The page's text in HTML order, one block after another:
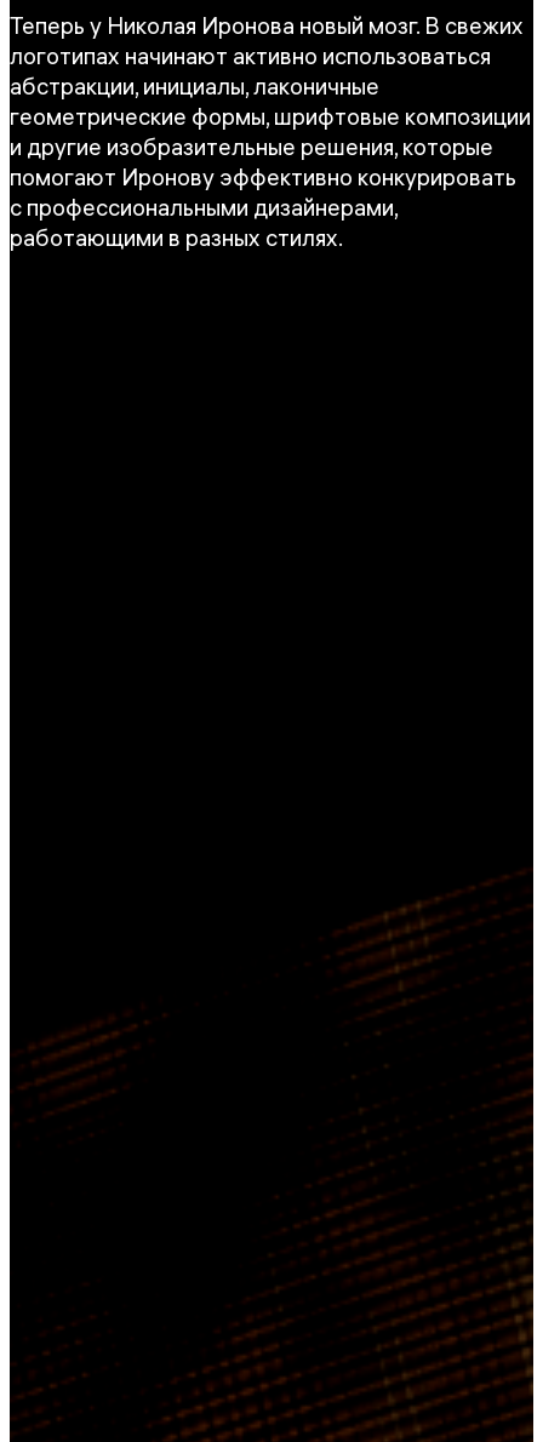
Теперь у Николая Иронова новый мозг. В свежих
логотипах начинают активно использоваться
абстракции, инициалы, лаконичные
геометрические формы, шрифтовые композиции
и другие изобразительные решения, которые
помогают Иронову эффективно конкурировать
с профессиональными дизайнерами,
работающими в разных стилях.